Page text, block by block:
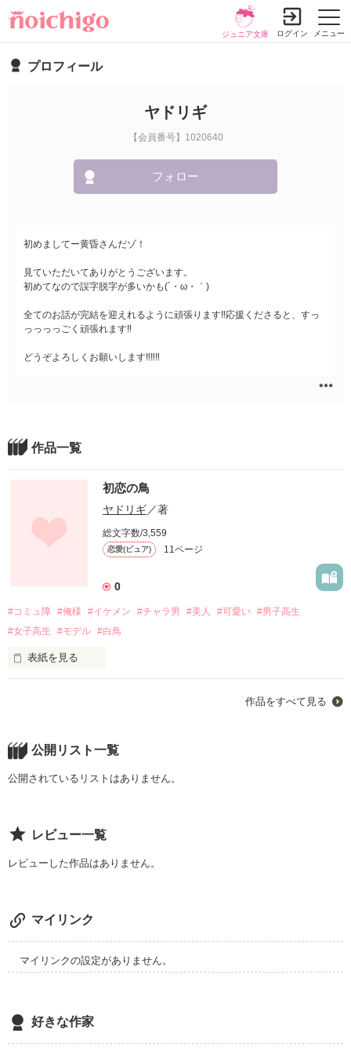
メニュー
ジュニア文庫 ログイン
プロフィール
ヤドリギ
【会員番号】1020640
フォロー
初めましてー黄昏さんだゾ！
見ていただいてありがとうございます。
初めてなので誤字脱字が多いかも(´・ω・｀)
全てのお話が完結を迎えれるように頑張ります‼︎応援くださると、すっ
っっっっごく頑張れます‼︎
どうぞよろしくお願いします‼︎‼︎‼︎
作品一覧
初恋の鳥
ヤドリギ／著
総文字数/3,559
恋愛(ピュア) 11ページ
0
#コミュ障 #俺様 #イケメン #チャラ男 #美人 #可愛い #男子高生
#女子高生
#モデル #白鳥
表紙を見る
私はアイツに出会ってしまった。
「お前、俺の女になれよ」
「俺の綺麗な顔に傷をつけた。どう責任とってくれんの？」
「アンタみたいなチャラ男大ッキライなのよっ」
ーーー始まりは最低最悪だった。
作品をすべて見る
公開リスト一覧
公開されているリストはありません。
レビュー一覧
レビューした作品はありません。
マイリンク
マイリンクの設定がありません。
好きな作家